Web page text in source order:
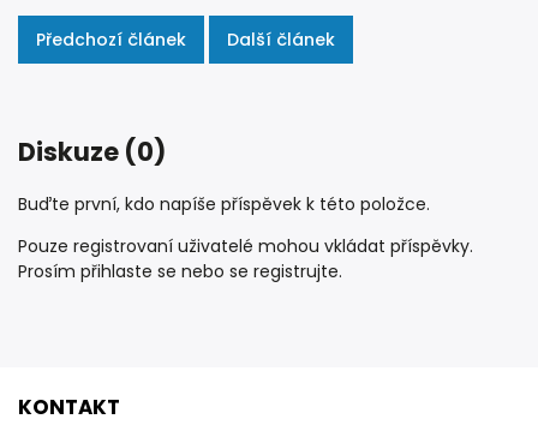
Předchozí článek Další článek
Diskuze (0)
Buďte první, kdo napíše příspěvek k této položce.
Pouze registrovaní uživatelé mohou vkládat příspěvky.
Prosím přihlaste se nebo se registrujte.
KONTAKT